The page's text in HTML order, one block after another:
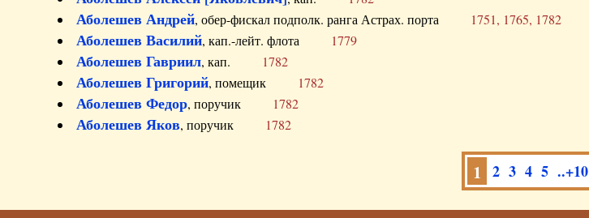
Аболешев Андрей, обер-фискал подполк. ранга Астрах. порта 1751, 1765, 1782
Аболешев Василий, кап.-лейт. флота 1779
Аболешев Гавриил, кап. 1782
Аболешев Григорий, помещик 1782
Аболешев Федор, поручик 1782
Аболешев Яков, поручик 1782
1 2 3 4 5 ..+10